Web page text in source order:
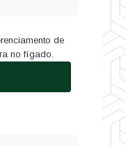
de
no fígado.